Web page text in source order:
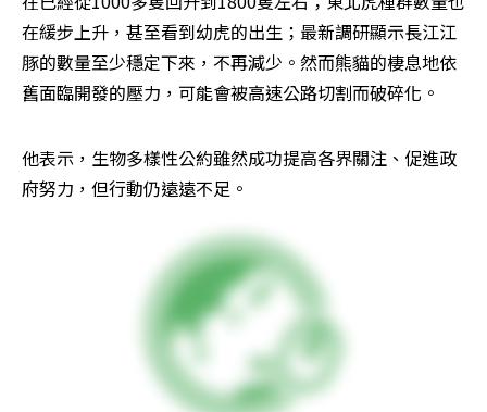
在緩步上升，甚至看到幼虎的出生；最新調研顯示長江江
豚的數量至少穩定下來，不再減少。然而熊貓的棲息地依
舊面臨開發的壓力，可能會被高速公路切割而破碎化。
他表示，生物多樣性公約雖然成功提高各界關注、促進政
府努力，但行動仍遠遠不足。